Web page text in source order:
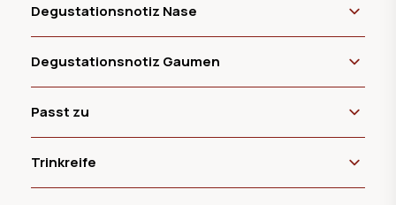
Degustationsnotiz Nase
Degustationsnotiz Gaumen
Passt zu
Trinkreife